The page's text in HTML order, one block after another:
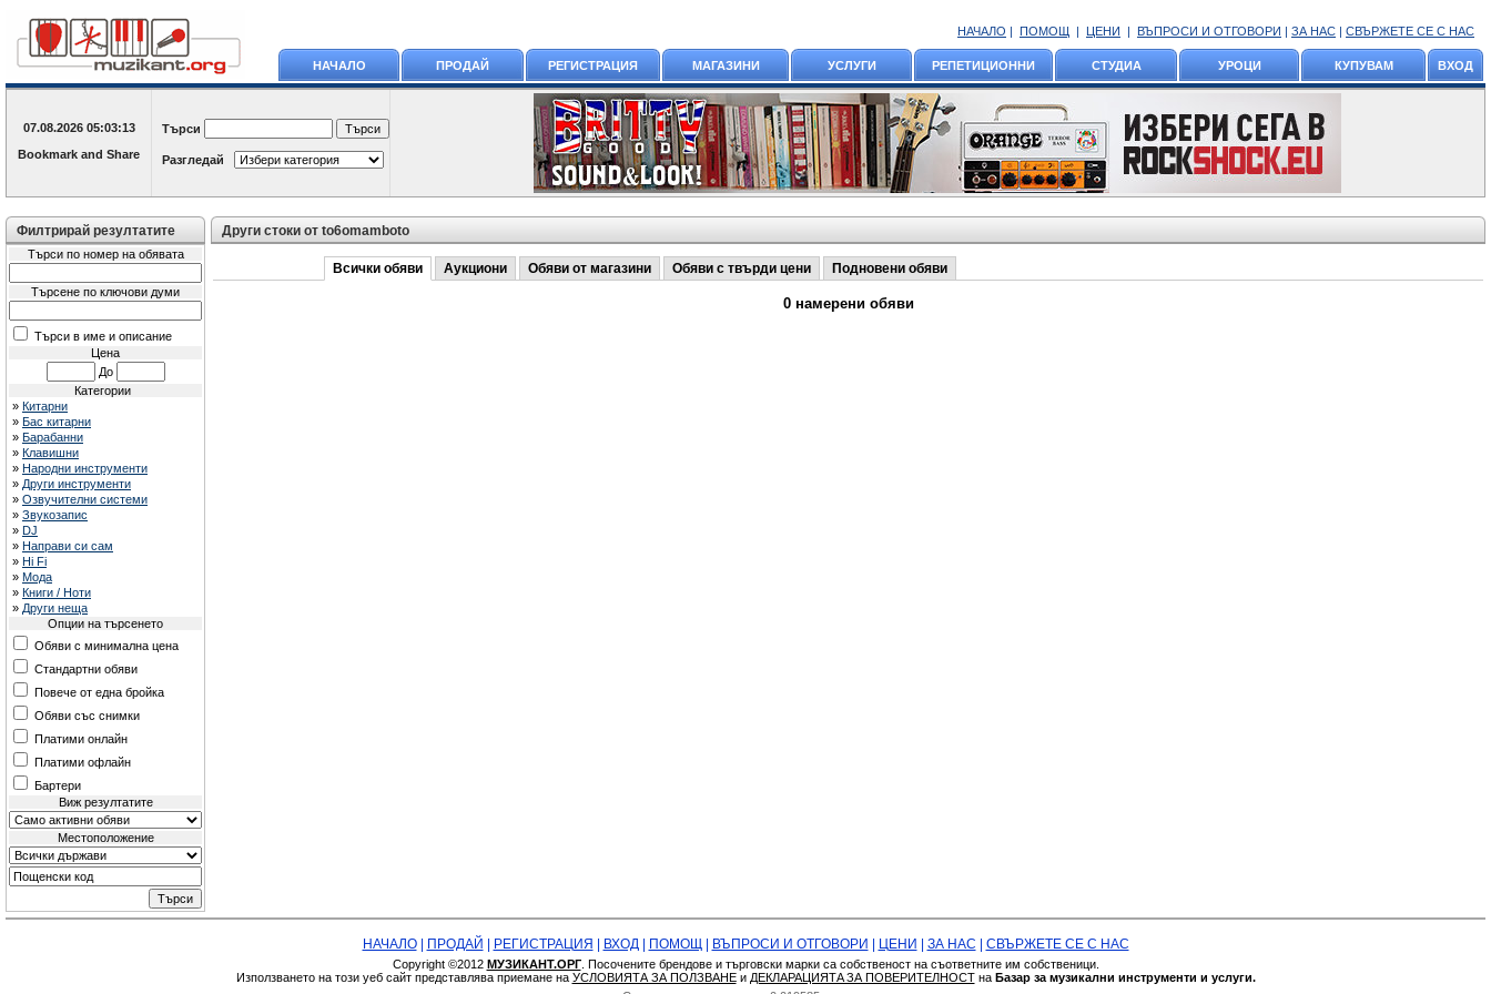
НАЧАЛО | ПОМОЩ | ЦЕНИ | ВЪПРОСИ И ОТГОВОРИ | ЗА НАС | СВЪРЖЕТЕ СЕ С НАС
НАЧАЛО ПРОДАЙ РЕГИСТРАЦИЯ МАГАЗИНИ УСЛУГИ РЕПЕТИЦИОННИ СТУДИА УРОЦИ КУПУВАМ ВХОД
07.08.2026 05:03:13 Търси
Разгледай
Филтрирай резултатите
Търси по номер на обявата
Търсене по ключови думи
Търси в име и описание
Цена
До
Категории
» Китарни
» Бас китарни
» Барабанни
» Клавишни
» Народни инструменти
» Други инструменти
» Озвучителни системи
» Звукозапис
» DJ
» Направи си сам
» Hi Fi
» Мода
» Книги / Ноти
» Други неща
Опции на търсенето
Обяви с минимална цена
Стандартни обяви
Повече от една бройка
Обяви със снимки
Платими онлайн
Платими офлайн
Бартери
Виж резултатите
Местоположение
Други стоки от to6omamboto
Всички обяви Аукциони Обяви от магазини Обяви с твърди цени Подновени обяви
0 намерени обяви
НАЧАЛО| ПРОДАЙ РЕГИСТРАЦИЯ ВХОД| ПОМОЩ| ВЪПРОСИ И ОТГОВОРИ ЦЕНИ ЗА НАС СВЪРЖЕТЕ СЕ С НАС
Copyright ©2012 МУЗИКАНТ.ОРГ. Посочените брендове и търговски марки са собственост на съответните им собственици.
Използването на този уеб сайт представлява приемане на УСЛОВИЯТА ЗА ПОЛЗВАНЕи ДЕКЛАРАЦИЯТA ЗА ПОВЕРИТЕЛНОСТна Базар за музикални инструменти и услуги.